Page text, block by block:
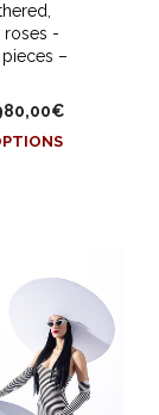
roses -
–
€
Ce
options
peuvent
être
choisies
sur